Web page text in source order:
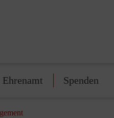
Ehrenamt Spenden